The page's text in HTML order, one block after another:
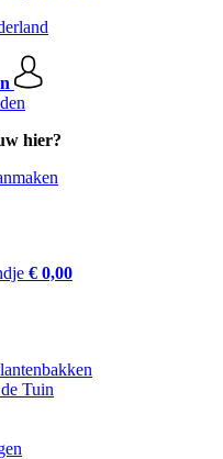
hier?
€ 0,00
Tuin